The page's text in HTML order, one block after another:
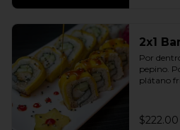
2x1
Por
pepino.
plátano
$222.00